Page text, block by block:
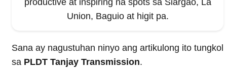
Union, Baguio at higit pa.
Sana ay nagustuhan ninyo ang artikulong ito tungkol
sa PLDT Tanjay Transmission.